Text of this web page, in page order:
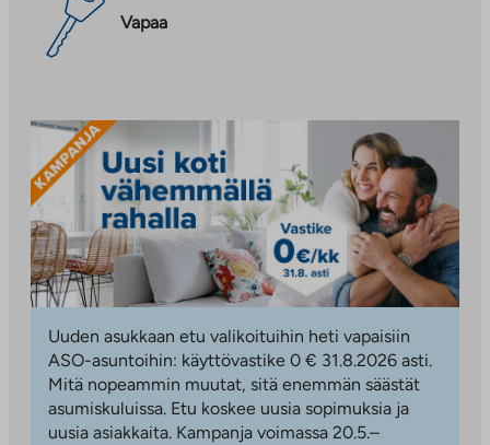
Vapaa
Uuden asukkaan etu valikoituihin heti vapaisiin
ASO-asuntoihin: käyttövastike 0 € 31.8.2026 asti.
Mitä nopeammin muutat, sitä enemmän säästät
asumiskuluissa. Etu koskee uusia sopimuksia ja
uusia asiakkaita. Kampanja voimassa 20.5.–